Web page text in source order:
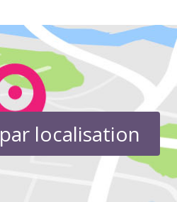
localisation